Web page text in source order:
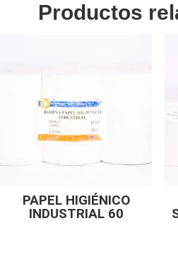
Productos
PAPEL HIGIÉNICO
INDUSTRIAL 60